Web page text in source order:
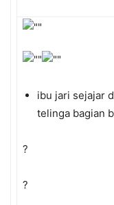
ibu jari sejajar
telinga bagian
?
?